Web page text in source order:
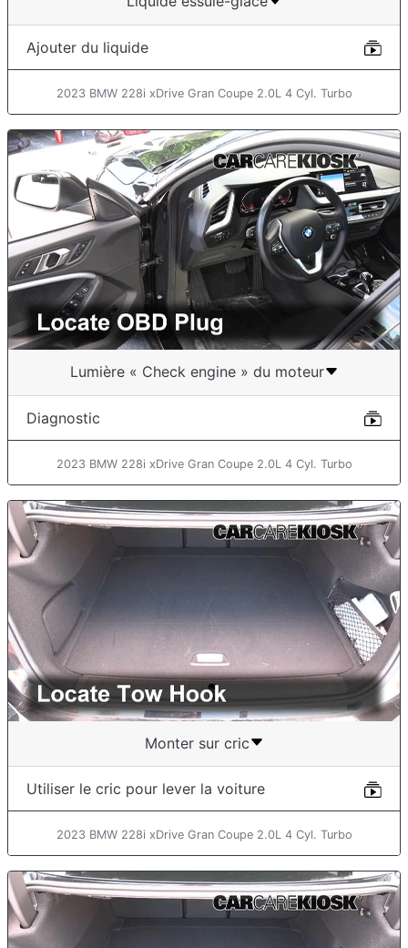
Ajouter du liquide
2023 BMW 228i xDrive Gran Coupe 2.0L 4 Cyl. Turbo
Lumière « Check engine » du moteur
Diagnostic
2023 BMW 228i xDrive Gran Coupe 2.0L 4 Cyl. Turbo
Monter sur cric
Utiliser le cric pour lever la voiture
2023 BMW 228i xDrive Gran Coupe 2.0L 4 Cyl. Turbo